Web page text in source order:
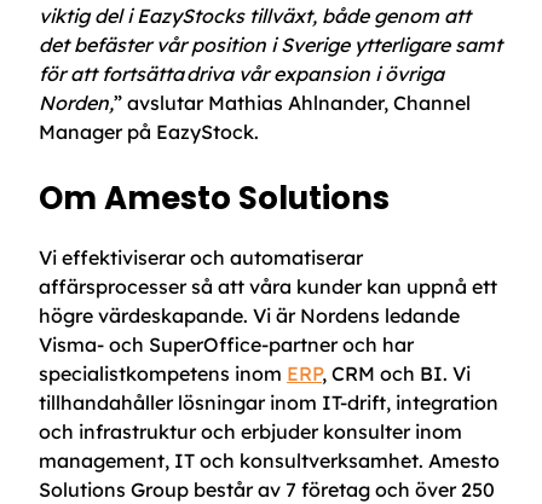
viktig del i EazyStocks tillväxt, både genom att
det befäster vår position i Sverige ytterligare samt
för att fortsätta driva vår expansion i övriga
Norden,” avslutar Mathias Ahlnander, Channel
Manager på EazyStock.
Om Amesto Solutions
Vi effektiviserar och automatiserar
affärsprocesser så att våra kunder kan uppnå ett
högre värdeskapande. Vi är Nordens ledande
Visma- och SuperOffice-partner och har
specialistkompetens inom ERP, CRM och BI. Vi
tillhandahåller lösningar inom IT-drift, integration
och infrastruktur och erbjuder konsulter inom
management, IT och konsultverksamhet. Amesto
Solutions Group består av 7 företag och över 250